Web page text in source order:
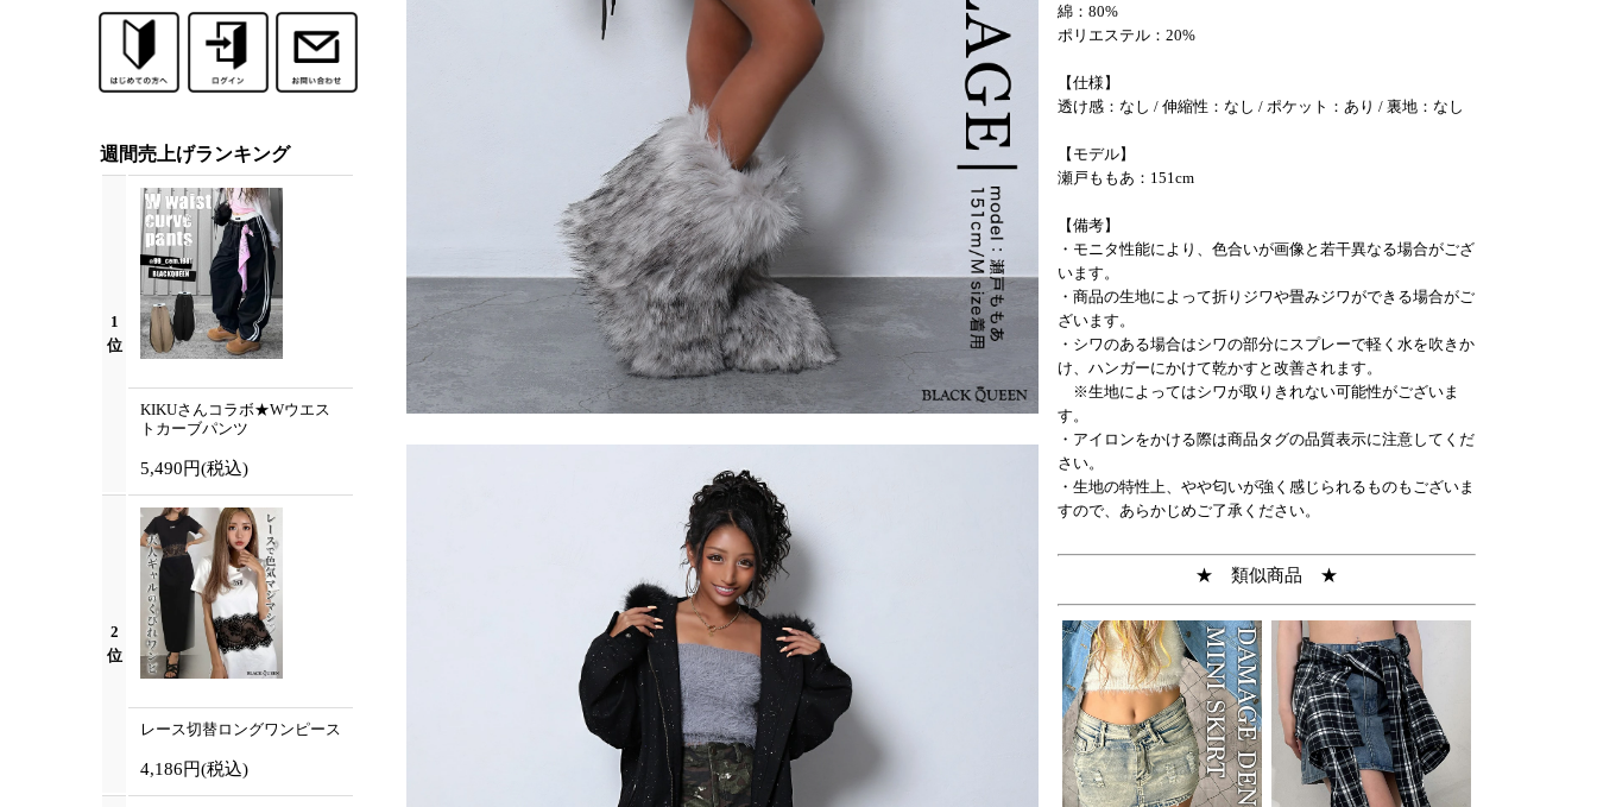
週間売上げランキング
1
位
KIKUさんコラボ★Wウエス
トカーブパンツ
5,490円(税込)
2
位
レース切替ロングワンピース
4,186円(税込)
綿：80%
ポリエステル：20%
【仕様】
透け感：なし / 伸縮性：なし / ポケット：あり / 裏地：なし
【モデル】
瀬戸ももあ：151cm
【備考】
・モニタ性能により、色合いが画像と若干異なる場合がござ
います。
・商品の生地によって折りジワや畳みジワができる場合がご
ざいます。
・シワのある場合はシワの部分にスプレーで軽く水を吹きか
け、ハンガーにかけて乾かすと改善されます。
※生地によってはシワが取りきれない可能性がございま
す。
・アイロンをかける際は商品タグの品質表示に注意してくだ
さい。
・生地の特性上、やや匂いが強く感じられるものもございま
すので、あらかじめご了承ください。
★ 類似商品 ★